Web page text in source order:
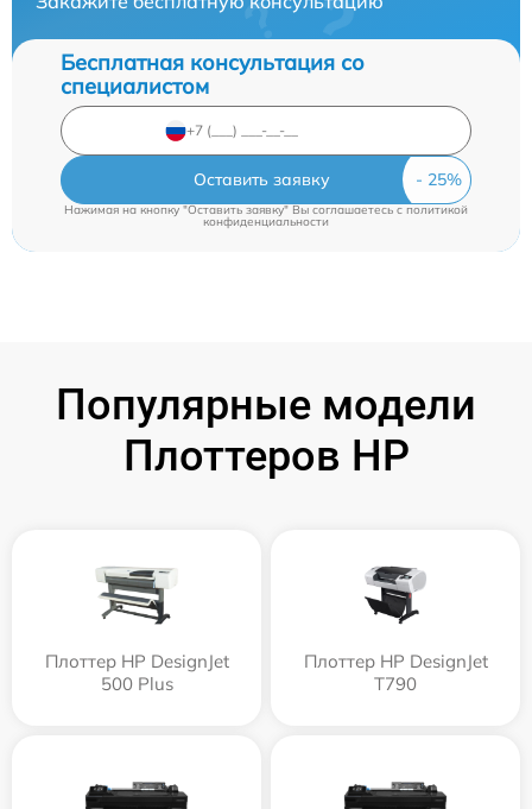
Бесплатная консультация со
специалистом
Оставить заявку
Нажимая на кнопку "Оставить заявку" Вы соглашаетесь cполитикой
конфиденциальности
Популярные модели
Плоттеров HP
Плоттер HP DesignJet
500 Plus
Плоттер HP DesignJet
T790